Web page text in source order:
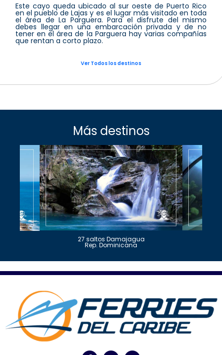
Este cayo queda ubicado al sur oeste de Puerto Rico
en el pueblo de Lajas y es el lugar más visitado en toda
el área de La Parguera. Para el disfrute del mismo
debes llegar en una embarcación privada y de no
tener en el área de la Parguera hay varias compañías
que rentan a corto plazo.
Ver Todos los destinos
Más destinos
27 saltos Damajagua
Rep. Dominicana